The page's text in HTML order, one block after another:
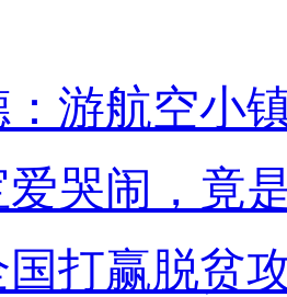
：游航空小
爱哭闹，竟
国打赢脱贫